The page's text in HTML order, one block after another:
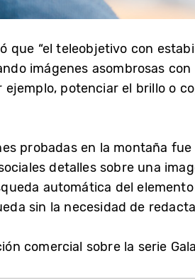
que “el teleobjetivo con
imágenes asombrosas
ejemplo, potenciar el brillo o
probadas en la montaña
detalles sobre una
automática del
sin la necesidad de
comercial sobre la serie